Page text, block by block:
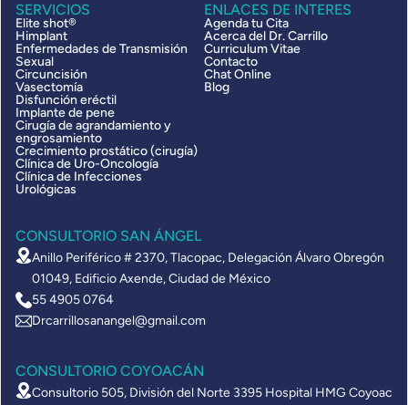
SERVICIOS
Elite shot®
Himplant
Enfermedades de Transmisión
Sexual
Circuncisión
Vasectomía
Disfunción eréctil
Implante de pene
Cirugía de agrandamiento y
engrosamiento
Crecimiento prostático (cirugía)
Clínica de Uro-Oncología
Clínica de Infecciones
Urológicas
ENLACES DE INTERES
Agenda tu Cita
Acerca del Dr. Carrillo
Curriculum Vitae
Contacto
Chat Online
Blog
CONSULTORIO SAN ÁNGEL
Anillo Periférico # 2370, Tlacopac, Delegación Álvaro Obregón
01049, Edificio Axende, Ciudad de México
55 4905 0764
Drcarrillosanangel@gmail.com
CONSULTORIO COYOACÁN
Consultorio 505, División del Norte 3395 Hospital HMG Coyoac